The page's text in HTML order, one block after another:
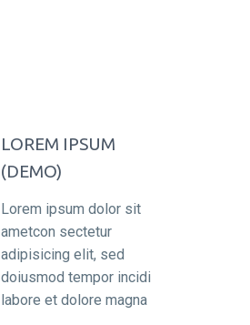
LOREM IPSUM
(DEMO)
Lorem ipsum dolor sit
ametcon sectetur
adipisicing elit, sed
doiusmod tempor incidi
labore et dolore magna